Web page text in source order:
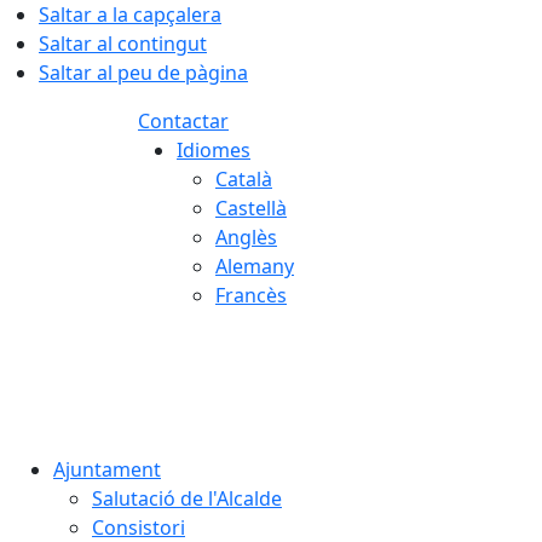
Saltar a la capçalera
Saltar al contingut
Saltar al peu de pàgina
Contactar
Idiomes
Català
Castellà
Anglès
Alemany
Francès
Ajuntament
Salutació de l'Alcalde
Consistori